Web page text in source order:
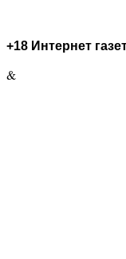
+18 Интернет
&